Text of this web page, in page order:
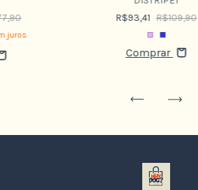
juros
R$93,41 R$109,90
Comprar